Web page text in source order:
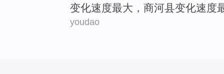
变化速度最大 ， 商河县变化速度
youdao